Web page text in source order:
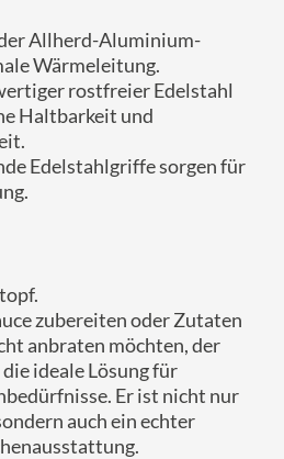
Allherd-Aluminium-
Wärmeleitung.
rostfreier Edelstahl
Haltbarkeit und
Edelstahlgriffe sorgen für
zubereiten oder Zutaten
anbraten möchten, der
ideale Lösung für
Er ist nicht nur
auch ein echter